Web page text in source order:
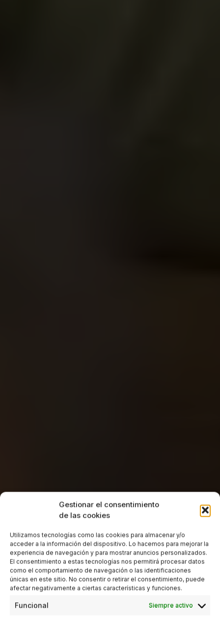
Gestionar el consentimiento
de las cookies
Utilizamos tecnologías como las cookies para almacenar y/o
acceder a la información del dispositivo. Lo hacemos para mejorar la
experiencia de navegación y para mostrar anuncios personalizados.
El consentimiento a estas tecnologías nos permitirá procesar datos
como el comportamiento de navegación o las identificaciones
únicas en este sitio. No consentir o retirar el consentimiento, puede
afectar negativamente a ciertas características y funciones.
Funcional Siempre activo